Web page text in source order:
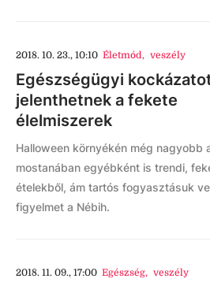
2018. 10. 23., 10:10 Életmód, veszély
Egészségügyi
jelenthetnek a fekete
élelmiszerek
Halloween környékén még nagyobb
mostanában egyébként is trendi,
ételekből, ám tartós fogyasztásuk
figyelmet a Nébih.
2018. 11. 09., 17:00 Egészség, veszély